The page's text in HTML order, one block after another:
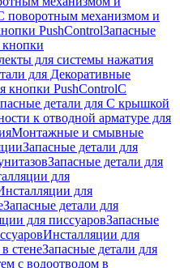
поворотным механизмом и
PushControlЗапасные
кнопки
для системы нажатия
для Декоративные
кнопки PushControlС
детали для С крышкой
к отводной арматуре для
Монтажные и смывные
Запасные детали для
Запасные детали для
для
для
Запасные детали для
для писсуаровЗапасные
Инсталляции для
стенеЗапасные детали для
с водоотводом в